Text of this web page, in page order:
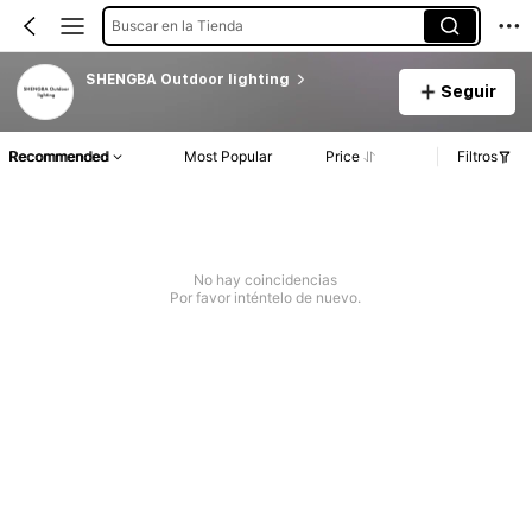
Buscar en la Tienda
SHENGBA Outdoor lighting
Seguir
Recommended Most Popular Price Filtros
No hay coincidencias
Por favor inténtelo de nuevo.